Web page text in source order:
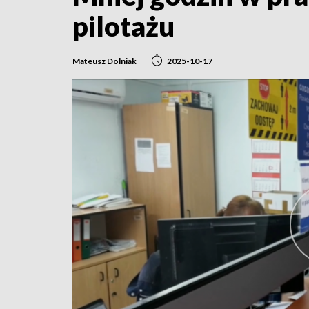
pilotażu
Mateusz Dolniak 2025-10-17